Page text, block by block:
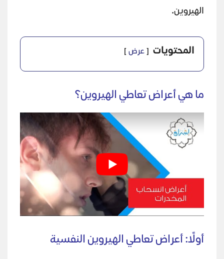
الهيروين.
المحتويات عرض
ما هي أعراض تعاطي الهيروين؟
أولًا: أعراض تعاطي الهيروين النفسية